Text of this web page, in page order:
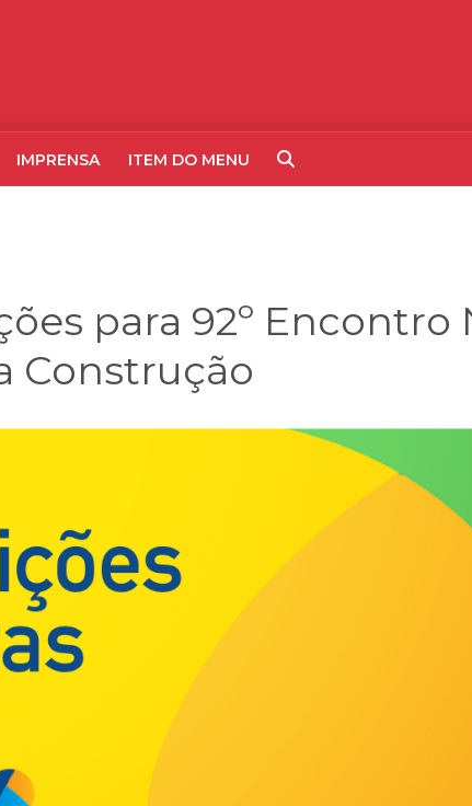
IMPRENSA ITEM DO MENU
para 92º Encontro
Construção